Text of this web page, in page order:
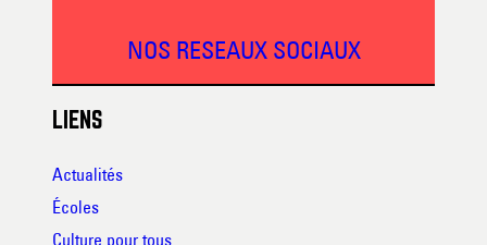
NOS RESEAUX SOCIAUX
LIENS
Actualités
Écoles
Culture pour tous